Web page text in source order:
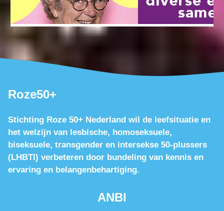
Roze50+
Stichting Roze 50+ Nederland wil de leefsituatie en
het welzijn van lesbische, homoseksuele,
biseksuele, transgender en intersekse 50-plussers
(LHBTI) verbeteren door bundeling van kennis en
ervaring en belangenbehartiging.
ANBI